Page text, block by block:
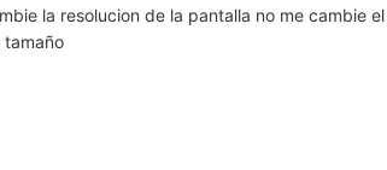
la resolucion de la pantalla no me cambie el
tamaño